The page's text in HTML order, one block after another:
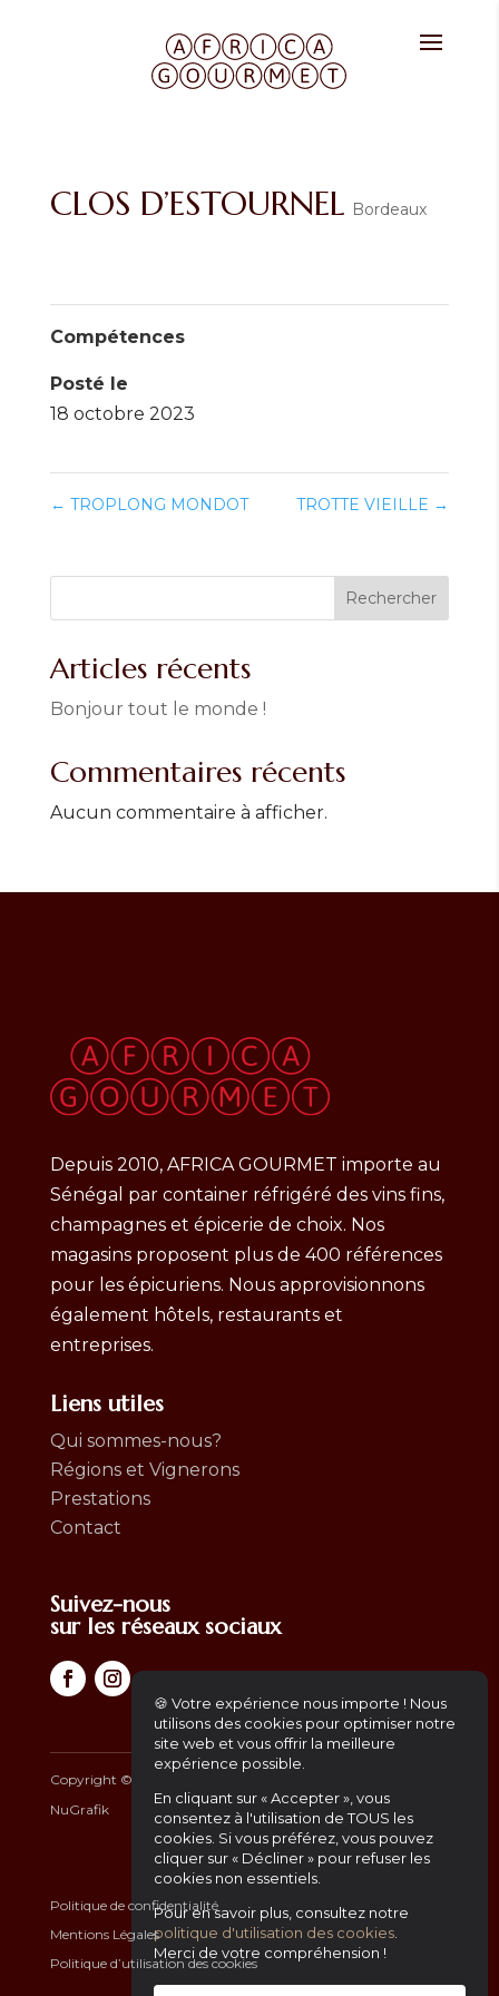
CLOS D’ESTOURNEL Bordeaux
Compétences
Posté le
18 octobre 2023
← TROPLONG MONDOT TROTTE VIEILLE →
Rechercher
Articles récents
Bonjour tout le monde !
Commentaires récents
Aucun commentaire à afficher.
Depuis 2010, AFRICA GOURMET importe au
Sénégal par container réfrigéré des vins fins,
champagnes et épicerie de choix. Nos
magasins proposent plus de 400 références
pour les épicuriens. Nous approvisionnons
également hôtels, restaurants et
entreprises.
Liens utiles
Qui sommes-nous?
Régions et Vignerons
Prestations
Contact
Suivez-nous
sur les réseaux sociaux
Copyright ©
NuGrafik
🍪 Votre expérience nous importe ! Nous
utilisons des cookies pour optimiser notre
site web et vous offrir la meilleure
expérience possible.
En cliquant sur « Accepter », vous
consentez à l'utilisation de TOUS les
cookies. Si vous préférez, vous pouvez
cliquer sur « Décliner » pour refuser les
cookies non essentiels.
Pour en savoir plus, consultez notre
politique d'utilisation des cookies
Merci de votre compréhension !
Politique de confidentialité
Mentions Légales
Politique d’utilisation des cookies